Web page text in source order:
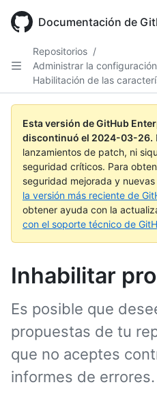
main
Documentación de
Repositorios /
Administrar la
Habilitación de las
Esta versión de GitHub
discontinuó el 2024-03-26.
lanzamientos de patch, ni
seguridad críticos. Para
seguridad mejorada y
la versión más reciente de
obtener ayuda con la
con el soporte técnico de
Inhabilitar
Es posible que
propuestas de tu
que no aceptes
informes de errores.